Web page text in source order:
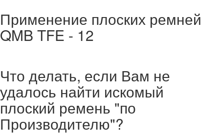
Применение плоских ремней
QMB TFE - 12
Что делать, если Вам не
удалось найти искомый
плоский ремень "по
Производителю"?